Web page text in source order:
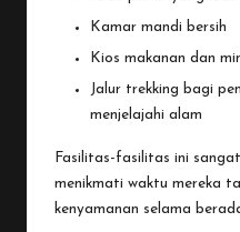
Kamar mandi bersih
Kios makanan dan
Jalur trekking bagi
menjelajahi alam
Fasilitas-fasilitas ini
menikmati waktu mereka
kenyamanan selama